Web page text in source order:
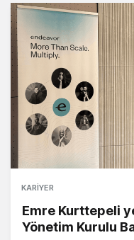
KARIYER
Emre Kurttepeli
Yönetim Kurulu